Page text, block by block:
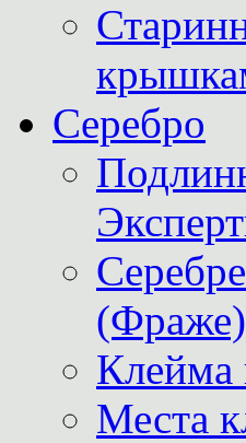
Серебро
Клейма
Места